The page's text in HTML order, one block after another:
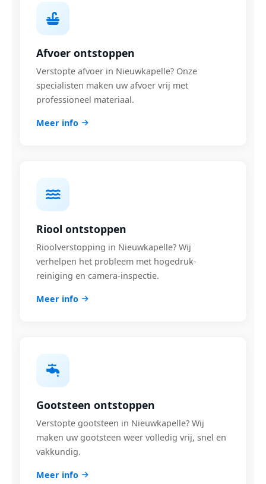
Afvoer ontstoppen
Verstopte afvoer in Nieuwkapelle? Onze
specialisten maken uw afvoer vrij met
professioneel materiaal.
Meer info
Riool ontstoppen
Rioolverstopping in Nieuwkapelle? Wij
verhelpen het probleem met hogedruk-
reiniging en camera-inspectie.
Meer info
Gootsteen ontstoppen
Verstopte gootsteen in Nieuwkapelle? Wij
maken uw gootsteen weer volledig vrij, snel en
vakkundig.
Meer info